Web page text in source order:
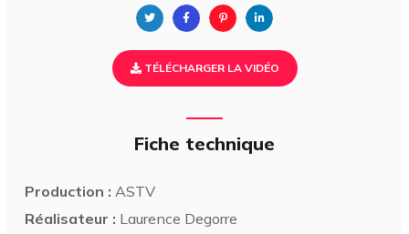
TÉLÉCHARGER LA VIDÉO
Fiche technique
Production : ASTV
Réalisateur : Laurence Degorre